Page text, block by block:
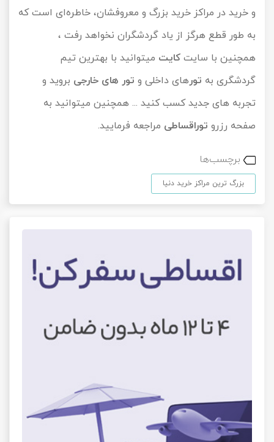
و خرید در مراکز خرید بزرگ و معروفشان، خاطره‌ای است که
به طور قطع هرگز از یاد گردشگران نخواهد رفت ،
همچنین با سایت کایت میتوانید با بهترین تیم
گردشگری به تورهای داخلی و تور های خارجی بروید و
تجربه های جدید کسب کنید ... همچنین میتوانید به
صفحه رزرو توراقساطی مراجعه فرمایید.
برچسب‌ها
بزرگ ترین مراکز خرید دنیا